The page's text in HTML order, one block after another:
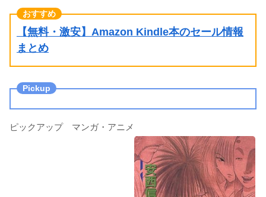
【無料・激安】Amazon Kindle本のセール情報
まとめ
ピックアップ マンガ・アニメ